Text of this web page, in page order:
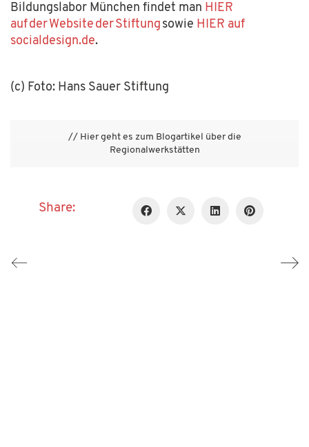
Bildungslabor München findet man HIER
auf der Website der Stiftung sowie HIER auf
socialdesign.de.
(c) Foto: Hans Sauer Stiftung
// Hier geht es zum Blogartikel über die
Regionalwerkstätten
Share: